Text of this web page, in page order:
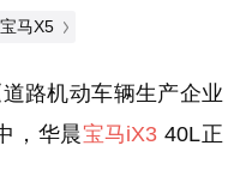
宝马X5
路机动车辆生产企业
，华晨宝马iX3 40L正